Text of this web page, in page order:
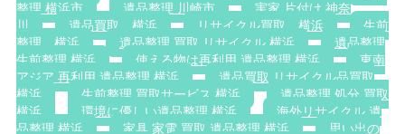
整理 横浜市
遺品整理 川崎市
実家 片付け 神奈
川
遺品買取 横浜 リサイクル買取 横浜
生前
整理 横浜
遺品整理 買取 リサイクル 横浜
遺品整理
生前整理 横浜
使える物は再利用 遺品整理 横浜
東南
アジア 再利用 遺品整理 横浜
遺品買取 リサイクル品買取
横浜
生前整理 買取サービス 横浜
遺品整理 処分 買取
横浜
環境に優しい遺品整理 横浜
海外リサイクル 遺
品整理 横浜
家具 家電 買取 遺品整理 横浜
思い出の